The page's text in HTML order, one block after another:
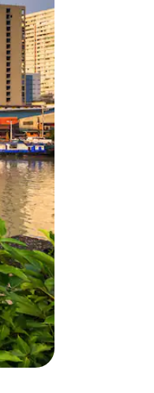
desliza el dedo.